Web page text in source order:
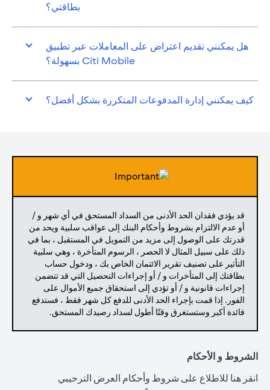
بطاقتي؟
هل يمكنني تقديم اعتراض على المعاملات عبر تطبيق
Citi Mobile بسهولة؟
كيف يمكنني إدارة المدفوعات المتكررة بشكل أفضل؟
قد يؤدي فقدان الحد الأدنى من السداد المستحق في أي شهر و /
أو عدم الالتزام بشروط وأحكام البنك إلى عواقب سلبية ويحد من
قدرتك على الوصول إلى مزيد من التمويل في المستقبل ، بما في
ذلك على سبيل المثال لا الحصر ، الرسوم المتأخرة ، وهي سلبية
التأثير على تصنيف تقرير الائتمان الخاص بك ، ودخول حساب
بطاقتك إلى المتأخرات و / أو إجراءات التحصيل التي قد تتضمن
إجراءات قانونية و / أو تؤدي إلى استحقاق جميع الأموال على
الفور. إذا قمت بإجراء الحد الأدنى للدفع كل شهر فقط ، فستدفع
فائدة أكبر وستستغرق وقتًا أطول لسداد رصيدك المستحق.
الشروط و الأحكام
انقر هنا للاطلاع على شروط وأحكام العرض الترحيبي